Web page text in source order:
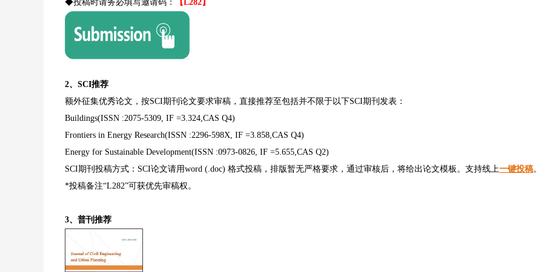
◆投稿时请务必填写邀请码：
【L282】
2、SCI推荐
额外征集优秀论文，按SCI期刊论文要求审稿，直接推荐至包括并不限于以下SCI期刊发表：
Buildings(ISSN :2075-5309, IF =3.324,CAS Q4)
Frontiers in Energy Research(ISSN :2296-598X, IF =3.858,CAS Q4)
Energy for Sustainable Development(ISSN :0973-0826, IF =5.655,CAS Q2)
SCI期刊投稿方式：SCI论文请用word (.doc) 格式投稿，排版暂无严格要求，通过审核后，将给出论文模板。支持线上一键投稿。
*投稿备注“L282”可获优先审稿权。
3、普刊推荐